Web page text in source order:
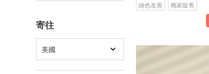
寄往
美國
綠色友善 獨家販售